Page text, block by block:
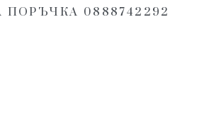
ПОРЪЧКА 0888742292